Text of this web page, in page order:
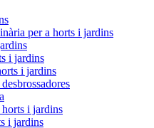
per a horts i jardins
i jardins
i jardins
i jardins
i jardins